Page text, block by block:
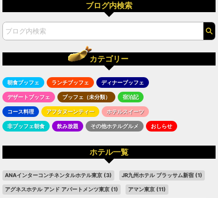
ブログ内検索
カテゴリー
朝食ブッフェ ランチブッフェ ディナーブッフェ
デザートブッフェ ブッフェ（未分類） 宿泊記
コース料理 アフタヌーンティー ホテルスイーツ
非ブッフェ朝食 飲み放題 その他ホテルグルメ おしらせ
ホテル一覧
ANAインターコンチネンタルホテル東京 (3) JR九州ホテル ブラッサム新宿 (1)
アグネスホテル アンド アパートメンツ東京 (1) アマン東京 (11)